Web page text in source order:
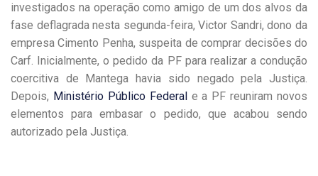
investigados na operação como amigo de um dos alvos da
fase deflagrada nesta segunda-feira, Victor Sandri, dono da
empresa Cimento Penha, suspeita de comprar decisões do
Carf. Inicialmente, o pedido da PF para realizar a condução
coercitiva de Mantega havia sido negado pela Justiça.
Depois, Ministério Público Federale a PF reuniram novos
elementos para embasar o pedido, que acabou sendo
autorizado pela Justiça.